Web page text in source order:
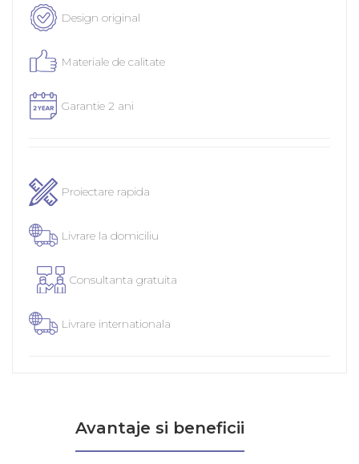
Design original
Materiale de calitate
Garantie 2 ani
Proiectare rapida
Livrare la domiciliu
Consultanta gratuita
Livrare internationala
Avantaje si beneficii